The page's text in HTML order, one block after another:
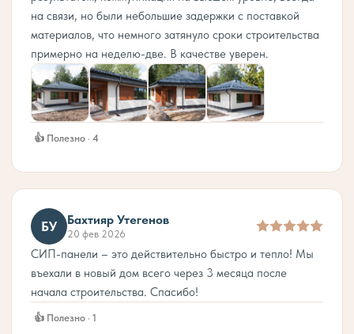
на связи, но были небольшие задержки с поставкой
материалов, что немного затянуло сроки строительства
примерно на неделю-две. В качестве уверен.
👍 Полезно · 4
БУ Бахтияр Утегенов
20 фев 2026
СИП-панели – это действительно быстро и тепло! Мы
въехали в новый дом всего через 3 месяца после
начала строительства. Спасибо!
👍 Полезно · 1